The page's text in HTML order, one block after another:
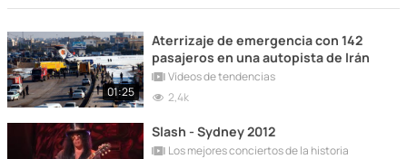
01:25
Aterrizaje de emergencia con 142
pasajeros en una autopista de Irán
Vídeos de tendencias
2,4k
Slash - Sydney 2012
Los mejores conciertos de la historia